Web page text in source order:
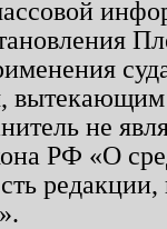
не
РФ «О